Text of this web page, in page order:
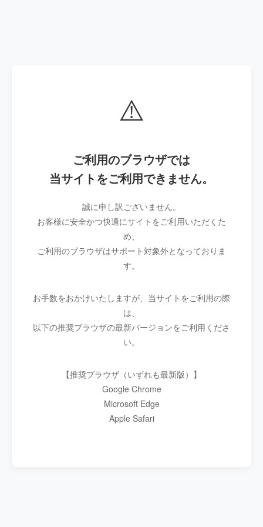
⚠️
ご利用のブラウザでは
当サイトをご利用できません。
誠に申し訳ございません。
お客様に安全かつ快適にサイトをご利用いただくた
め、
ご利用のブラウザはサポート対象外となっておりま
す。
お手数をおかけいたしますが、当サイトをご利用の際
は、
以下の推奨ブラウザの最新バージョンをご利用くださ
い。
【推奨ブラウザ（いずれも最新版）】
Google Chrome
Microsoft Edge
Apple Safari